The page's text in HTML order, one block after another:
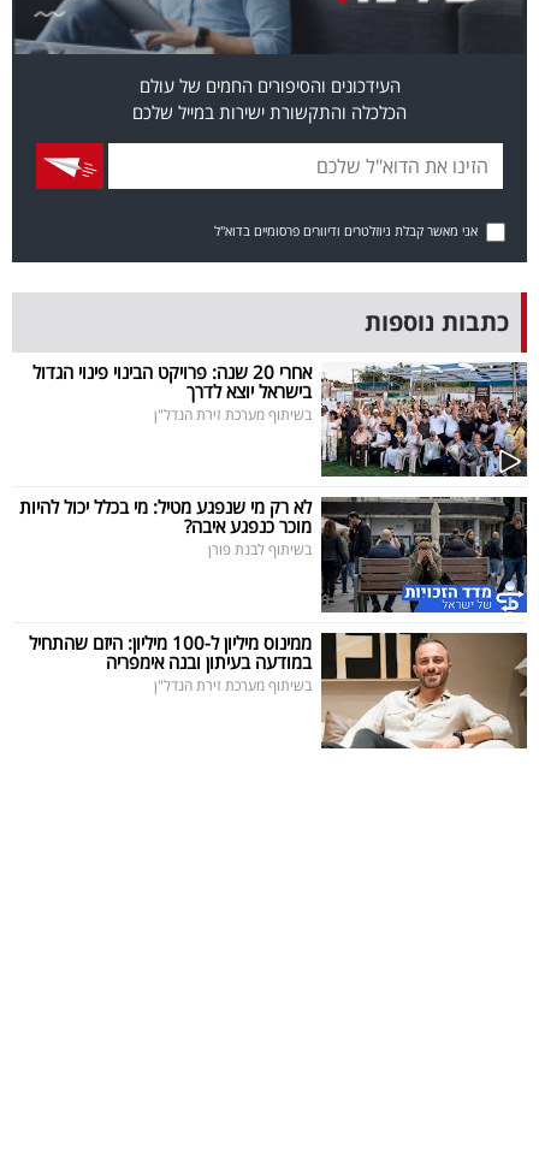
אדום
פרסמו
באייס
עקבו
אחרינו:
העידכונים והסיפורים החמים של עולם
הכלכלה והתקשורת ישירות במייל שלכם
אני מאשר קבלת ניוזלטרים ודיוורים פרסומיים בדוא"ל
כתבות נוספות
אחרי 20 שנה: פרויקט הבינוי פינוי הגדול
בישראל יוצא לדרך
בשיתוף מערכת זירת הנדל"ן
לא רק מי שנפגע מטיל: מי בכלל יכול להיות
מוכר כנפגע איבה?
בשיתוף לבנת פורן
ממינוס מיליון ל-100 מיליון: היזם שהתחיל
במודעה בעיתון ובנה אימפריה
בשיתוף מערכת זירת הנדל"ן